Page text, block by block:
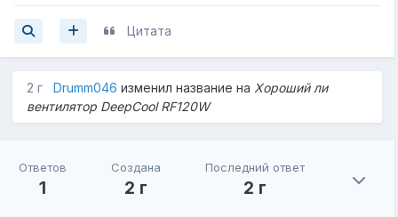
Цитата
2 г Drumm046 изменил название на Хороший ли
вентилятор DeepCool RF120W
Ответов
1
Создана
2 г
Последний ответ
2 г